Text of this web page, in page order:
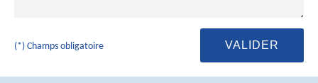
(*) Champs obligatoire